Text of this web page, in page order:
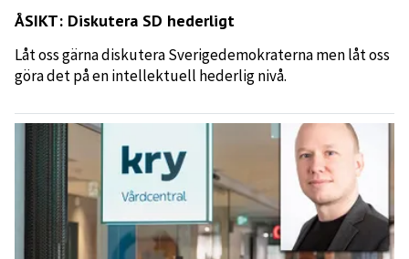
ÅSIKT: Diskutera SD hederligt
Låt oss gärna diskutera Sverigedemokraterna men låt oss
göra det på en intellektuell hederlig nivå.